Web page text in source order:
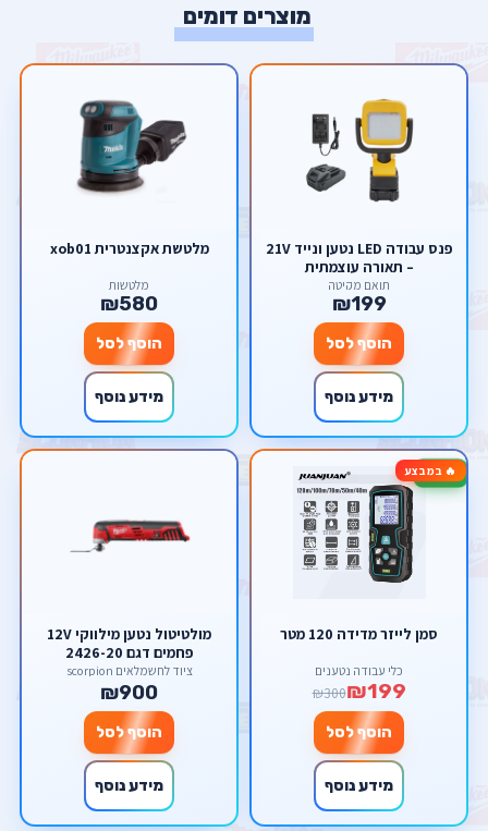
מוצרים דומים
פנס עבודה LED נטען ונייד 21V
– תאורה עוצמתית
תואם מקיטה
₪199
הוסף לסל
מידע נוסף
מלטשת אקצנטרית xob01
מלטשות
₪580
הוסף לסל
מידע נוסף
🔥 במבצע-34%
סמן לייזר מדידה 120 מטר
כלי עבודה נטענים
₪199
₪300
הוסף לסל
מידע נוסף
מולטיטול נטען מילווקי 12V
פחמים דגם 2426-20
milwaukee M12
ציוד לחשמלאים scorpion
₪900
הוסף לסל
מידע נוסף